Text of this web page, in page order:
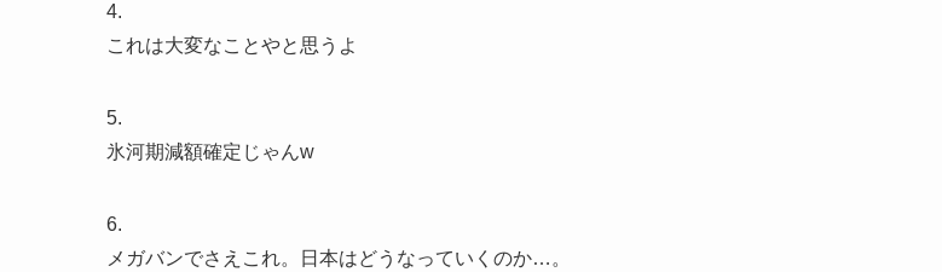
4.
これは大変なことやと思うよ
5.
氷河期減額確定じゃんw
6.
メガバンでさえこれ。日本はどうなっていくのか…。